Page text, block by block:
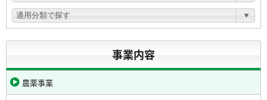
事業内容
農薬事業